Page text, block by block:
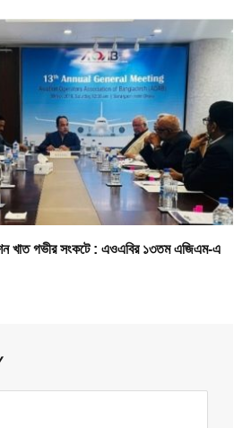
খাত গভীর সংকটে : এওএবির ১৩তম এজিএম-এ